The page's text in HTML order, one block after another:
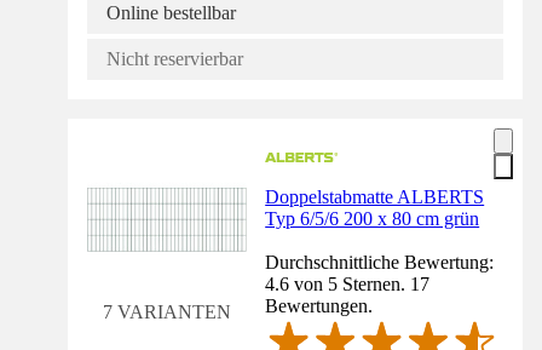
Online bestellbar
Nicht reservierbar
7 VARIANTEN
Doppelstabmatte ALBERTS
Typ 6/5/6 200 x 80 cm grün
Durchschnittliche Bewertung:
4.6 von 5 Sternen. 17
Bewertungen.